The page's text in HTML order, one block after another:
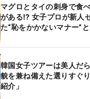
マグロとタイの刺身で食
がある⁉ 女子プロが新人
た“恥をかかないマナー”
韓国女子ツアーは美人だ
貌を兼ね備えた選りすぐ
紹介」